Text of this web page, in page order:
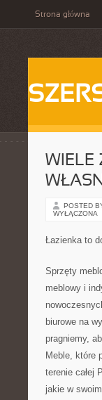
Strona główna
WIELE
POSTED
WYŁĄCZONA
Łazienka to
Sprzęty
meblowy i
biurowe na
pragniemy,
Meble, które
terenie całej
jakie w